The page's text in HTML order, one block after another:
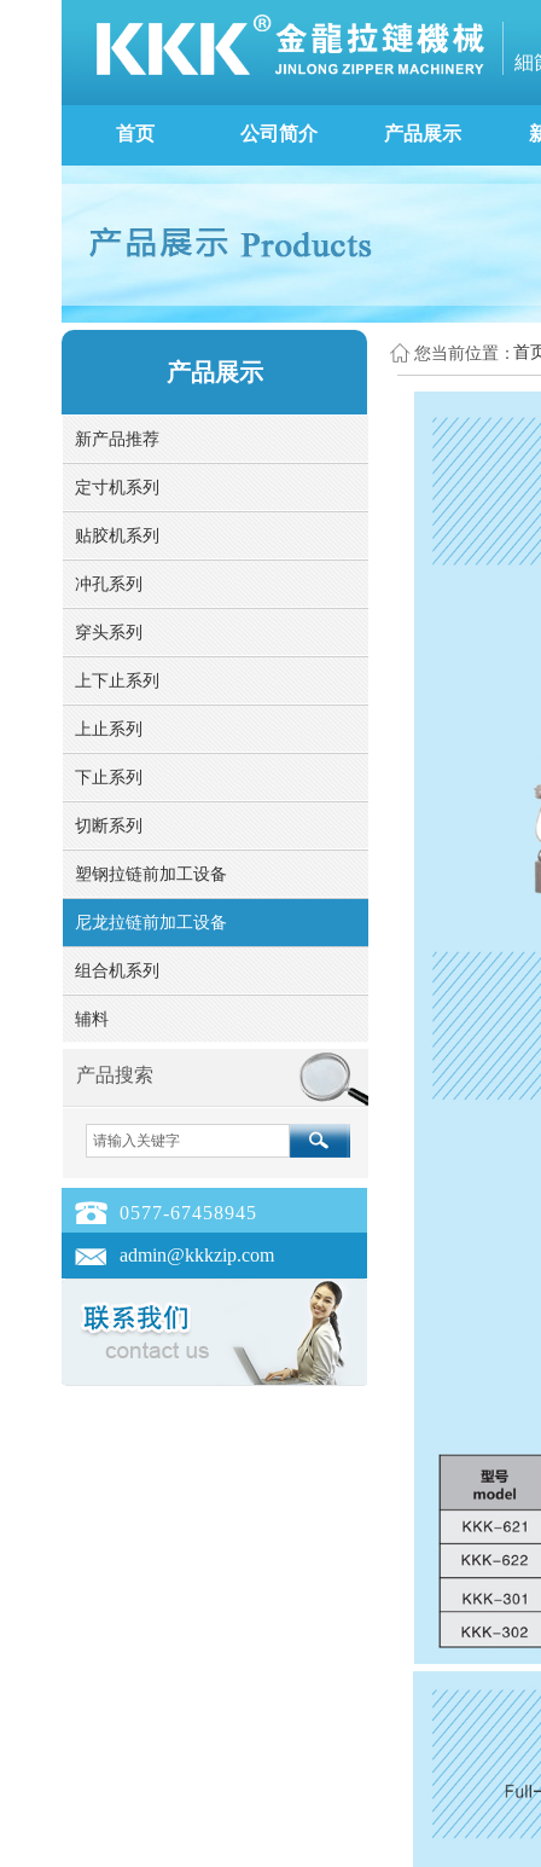
細
首页 公司简介 产品展示
产品展示
您当前位置：首
新产品推荐
定寸机系列
贴胶机系列
冲孔系列
穿头系列
上下止系列
上止系列
下止系列
切断系列
塑钢拉链前加工设备
尼龙拉链前加工设备
组合机系列
辅料
产品搜索
0577-67458945
admin@kkkzip.com